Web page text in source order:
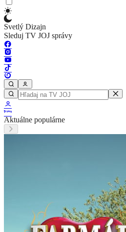
Svetlý Dizajn
Sleduj TV JOJ správy
Aktuálne populárne